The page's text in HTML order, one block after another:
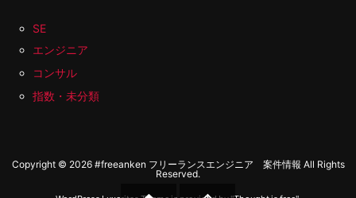
SE
エンジニア
コンサル
指数・未分類
Copyright © 2026 #freeanken フリーランスエンジニア 案件情報 All Rights
Reserved.